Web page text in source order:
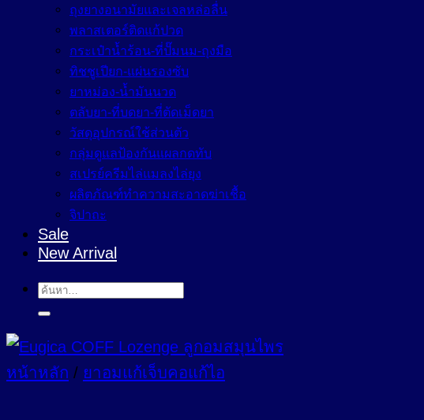
ถุงยางอนามัยและเจลหล่อลื่น
พลาสเตอร์ติดแก้ปวด
กระเป๋าน้ำร้อน-ที่ปั๊มนม-ถุงมือ
ทิชชูเปียก-แผ่นรองซับ
ยาหม่อง-น้ำมันนวด
ตลับยา-ที่บดยา-ที่ตัดเม็ดยา
วัสดุอุปกรณ์ใช้ส่วนตัว
กลุ่มดูแลป้องกันแผลกดทับ
สเปรย์ครีมไล่แมลงไล่ยุง
ผลิตภัณฑ์ทำความสะอาดฆ่าเชื้อ
จิปาถะ
Sale
New Arrival
ค้นหา:
หน้าหลัก / ยาอมแก้เจ็บคอแก้ไอ